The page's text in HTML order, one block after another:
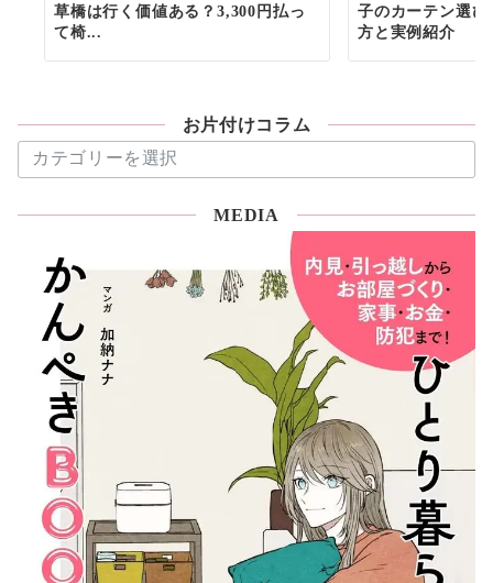
草橋は行く価値ある？3,300円払っ
て椅...
子のカーテン選
方と実例紹介
お片付けコラム
片
MEDIA